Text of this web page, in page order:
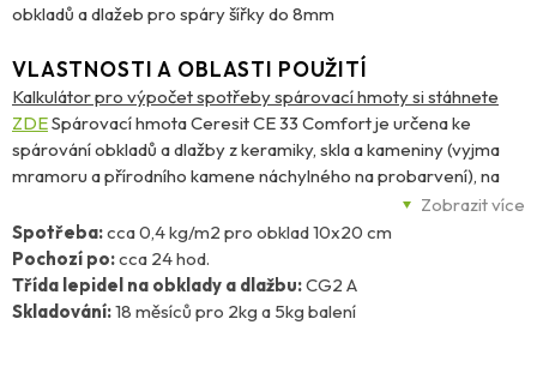
obkladů a dlažeb pro spáry šířky do 8mm
Zobrazit více
VLASTNOSTI A OBLASTI POUŽITÍ
Kalkulátor pro výpočet spotřeby spárovací hmoty si stáhnete
ZDESpárovací hmota Ceresit CE 33 Comfort je určena ke
spárování obkladů a dlažby z keramiky, skla a kameniny (vyjma
mramoru a přírodního kamene náchylného na probarvení), na
běžných podkladech v interiéru (např. v kuchyních, koupelnách a
ostatních bytových i nebytových prostorách), které nejsou
trvale pod vodou (nevyžadují vodotěsnost) nebo nejsou
vystaveny chemickému zatížení (jako např.: terasy, bazény a
nádrže). Z praktického hlediska se doporučuje pro spárování
Spotřeba:cca 0,4 kg/m2 pro obklad 10x20 cm
Pochozí po:cca 24 hod.
Třída lepidel na obklady a dlažbu:CG2 A
Skladování:18 měsíců pro 2kg a 5kg balení